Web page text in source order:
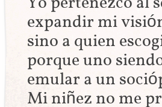
expandir mi
sino a quien
porque uno
emular a un
Mi niñez no me